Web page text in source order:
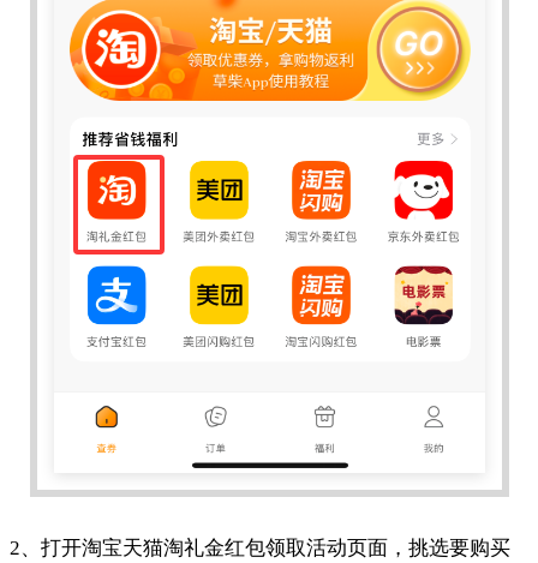
2、打开淘宝天猫淘礼金红包领取活动页面，挑选要购买